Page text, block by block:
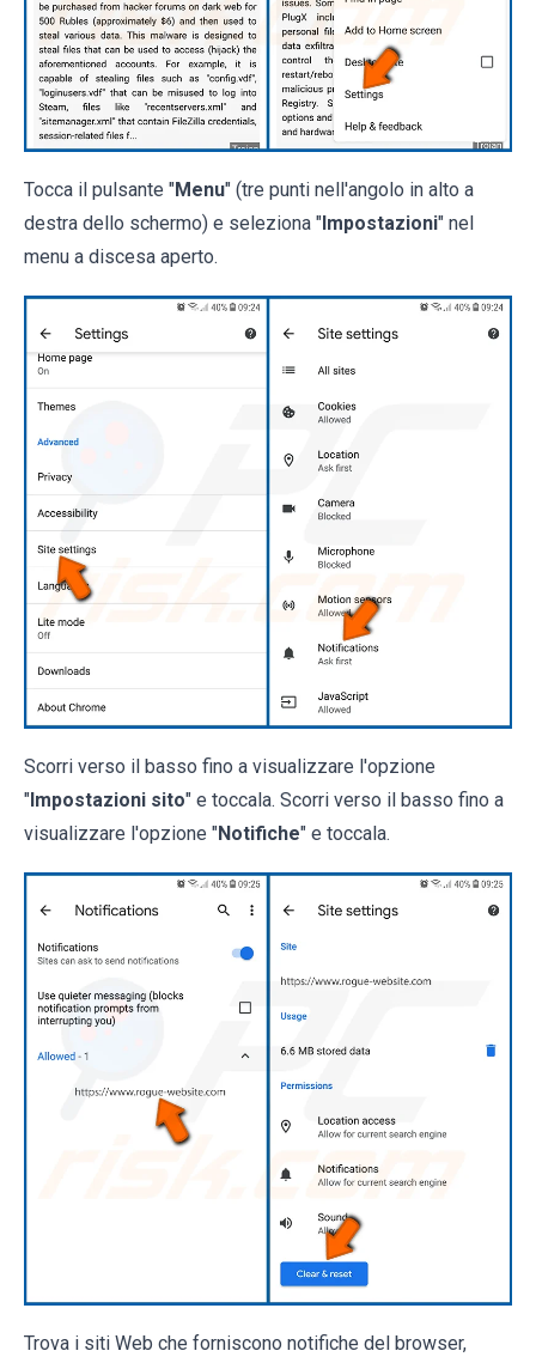
Tocca il pulsante "Menu" (tre punti nell'angolo in alto a
destra dello schermo) e seleziona "Impostazioni" nel
menu a discesa aperto.
Scorri verso il basso fino a visualizzare l'opzione
"Impostazioni sito" e toccala. Scorri verso il basso fino a
visualizzare l'opzione "Notifiche" e toccala.
Trova i siti Web che forniscono notifiche del browser,